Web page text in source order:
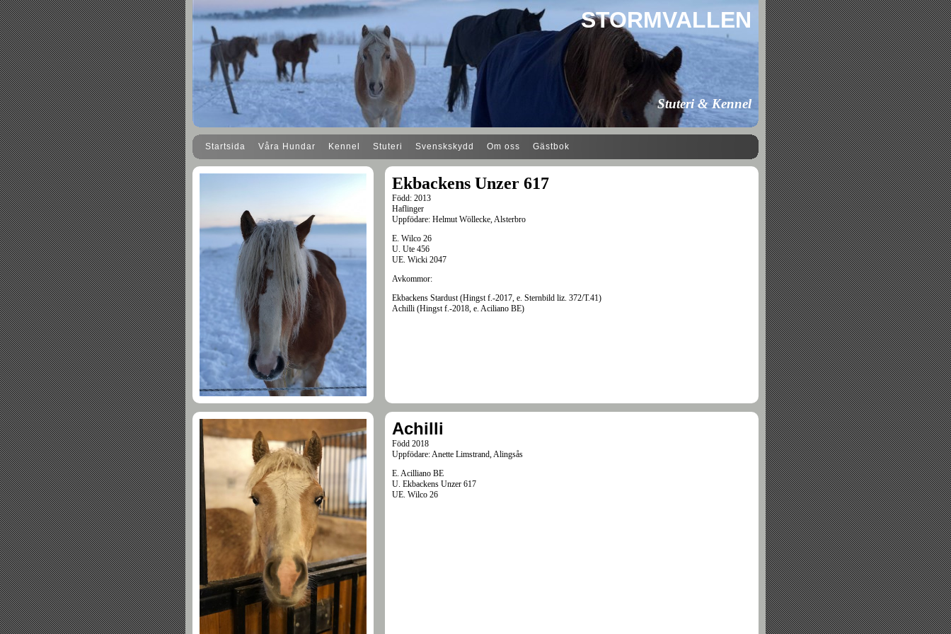
STORMVALLEN
Stuteri & Kennel
Startsida Våra Hundar Kennel Stuteri Svenskskydd Om oss Gästbok
Ekbackens Unzer 617
Född: 2013
Haflinger
Uppfödare: Helmut Wöllecke, Alsterbro
E. Wilco 26
U. Ute 456
UE. Wicki 2047
Avkommor:
Ekbackens Stardust (Hingst f.-2017, e. Sternbild liz. 372/T.41)
Achilli (Hingst f.-2018, e. Aciliano BE)
Achilli
Född 2018
Uppfödare: Anette Limstrand, Alingsås
E. Acilliano BE
U. Ekbackens Unzer 617
UE. Wilco 26